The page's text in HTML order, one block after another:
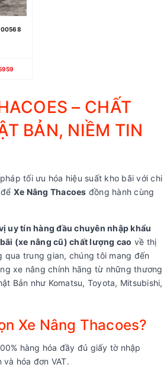
00568
– CHẤT
BẢN, NIỀM TIN
tối ưu hóa hiệu suất kho bãi với chi
Xe Nâng Thacoes đồng hành cùng
uy tín hàng đầu chuyên nhập khẩu
(xe nâng cũ) chất lượng cao về thị
qua trung gian, chúng tôi mang đến
xe nâng chính hãng từ những thương
Bản như Komatsu, Toyota, Mitsubishi,
Xe Nâng Thacoes?
hàng hóa đầy đủ giấy tờ nhập
hóa đơn VAT.